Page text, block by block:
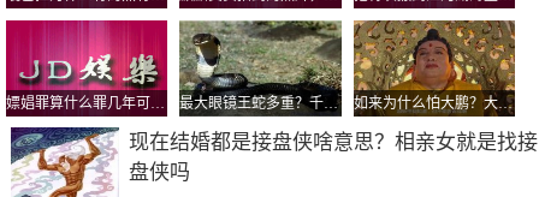
逍遥自在享受生活的古诗?
1、逍遥自在享受生活的古诗 《游山西村》宋·陆游 莫笑农
家腊酒浑，丰年留客足鸡豚。山重水复疑无路，柳暗花明又
一村。《竹里馆》唐·王维 独坐幽篁里，弹琴复长啸。深林
人不知，明月来相照。
2、纵情欢歌东窗下，姑且逍遥度此生。 宁静悠闲的生活的
最大眼镜王蛇多重？千年古墓挖出百岁蛇王 如来为什么怕大鹏？大鹏是如来的舅舅吗
现在结婚都是接盘侠啥意思？相亲女就是找接
盘侠吗